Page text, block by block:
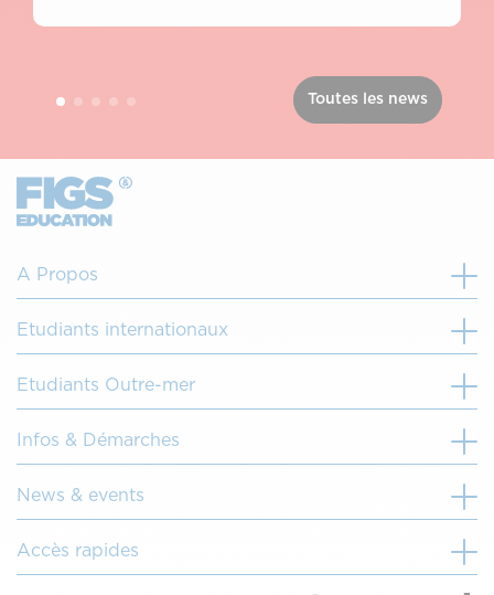
Toutes les news
A Propos
Etudiants internationaux
Etudiants Outre-mer
Infos & Démarches
News & events
Accès rapides